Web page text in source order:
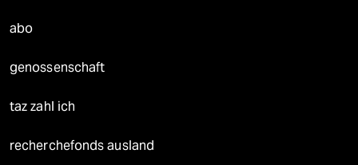
abo
genossenschaft
taz zahl ich
recherchefonds ausland